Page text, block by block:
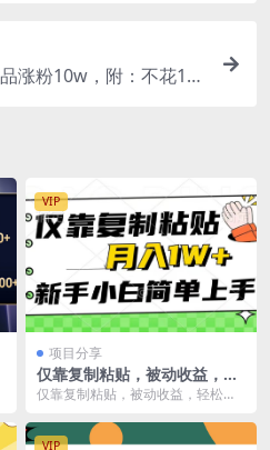
涨粉10w，附：不花1分
VIP
项目分享
仅靠复制粘贴，被动收益，轻
松月入1w+，新手小白秒上
仅靠复制粘贴，被动收益，轻松月
风口项目
VIP